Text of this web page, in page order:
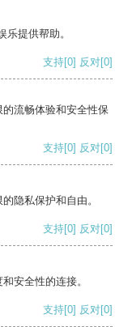
提供帮助。
支持[0] 反对[0]
流畅体验和安全性保
支持[0] 反对[0]
隐私保护和自由。
支持[0] 反对[0]
安全性的连接。
支持[0] 反对[0]